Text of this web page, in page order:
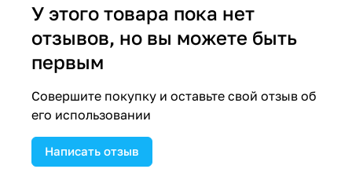
У этого товара пока нет
отзывов, но вы можете быть
первым
Совершите покупку и оставьте свой отзыв об
его использовании
Написать отзыв